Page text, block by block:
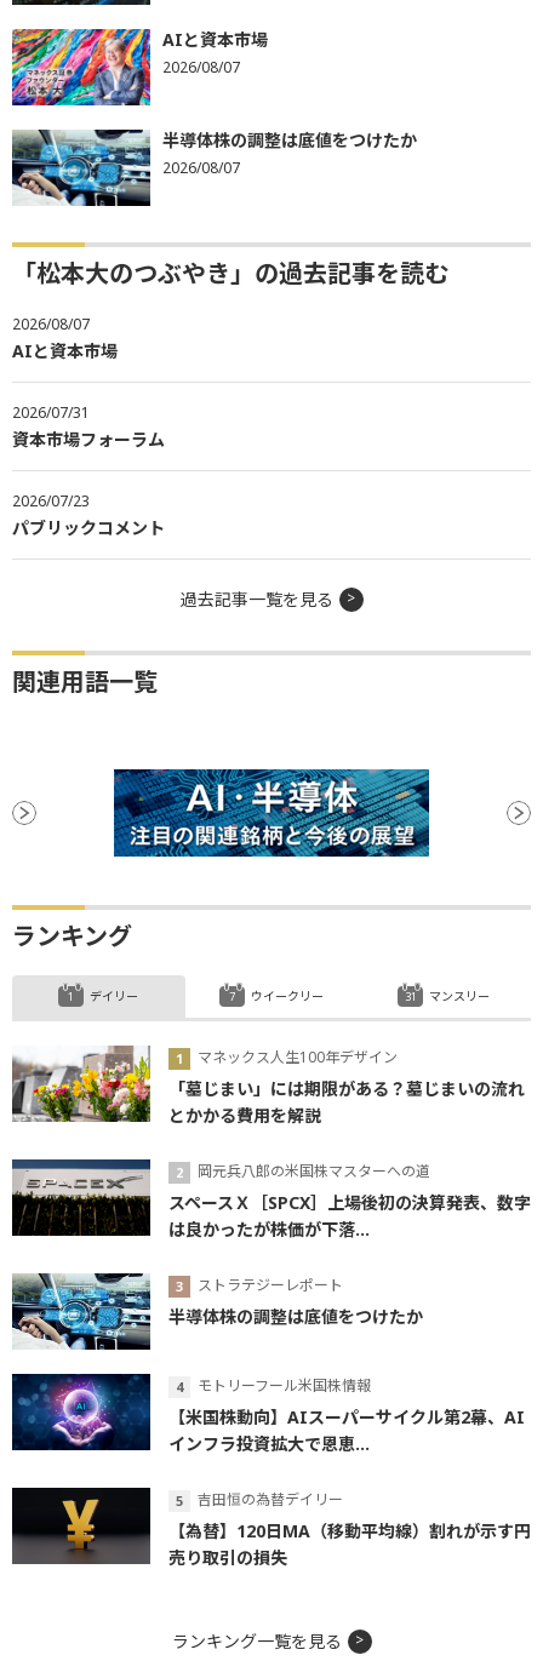
AIと資本市場
2026/08/07
半導体株の調整は底値をつけたか
2026/08/07
「松本大のつぶやき」の過去記事を読む
2026/08/07
AIと資本市場
2026/07/31
資本市場フォーラム
2026/07/23
パブリックコメント
過去記事一覧を見る
関連用語一覧
ランキング
デイリー
マネックス人生100年デザイン
「墓じまい」には期限がある？墓じまいの流れ
とかかる費用を解説
岡元兵八郎の米国株マスターへの道
スペースＸ［SPCX］上場後初の決算発表、数字
は良かったが株価が下落...
ストラテジーレポート
半導体株の調整は底値をつけたか
モトリーフール米国株情報
【米国株動向】AIスーパーサイクル第2幕、AI
インフラ投資拡大で恩恵...
吉田恒の為替デイリー
【為替】120日MA（移動平均線）割れが示す円
売り取引の損失
ウイークリー マンスリー
ランキング一覧を見る